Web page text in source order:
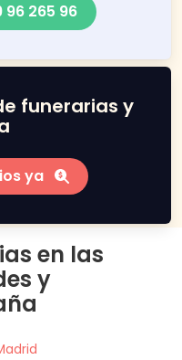
265 96
funerarias y
ya
en las
y